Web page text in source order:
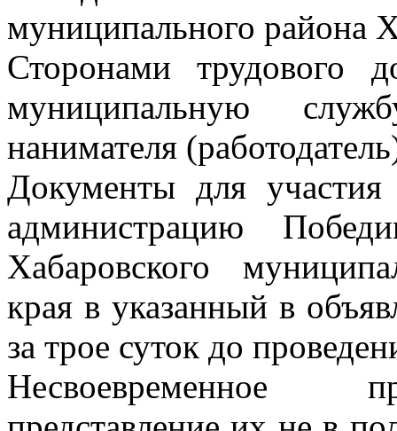
муниципального района
Сторонами трудового
муниципальную
нанимателя
Документы для участия
администрацию
Хабаровского
края в указанный в
за трое суток до
Несвоевременное